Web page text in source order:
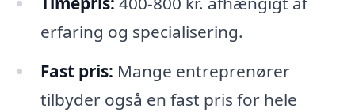
erfaring og specialisering.
Fast pris: Mange entreprenører
tilbyder også en fast pris for hele